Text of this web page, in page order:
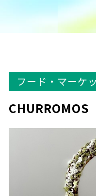
フード・マーケ
CHURROMOS